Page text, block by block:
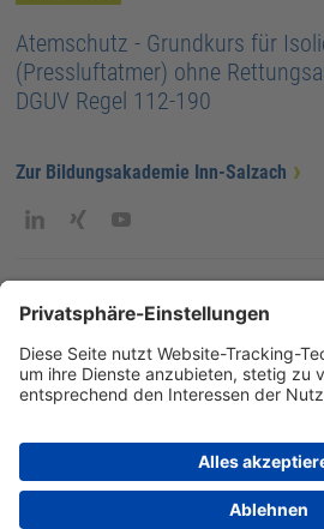
Atemschutz - Grundkurs für
(Pressluftatmer) ohne
DGUV Regel 112-190
Zur Bildungsakademie Inn-Salzach
AGB
Datenschutz
Rechtliche Hinweise
Impressum